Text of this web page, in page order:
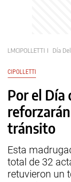
LMCIPOLLETTI Día
CIPOLLETTI
Por el Día
tránsito
Esta
total de 32
retuvieron un